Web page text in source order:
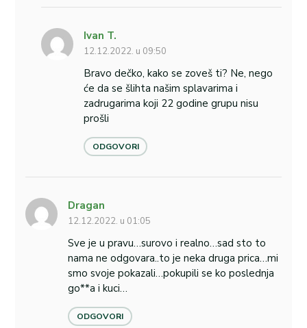
Ivan T.
12.12.2022. u 09:50
Bravo dečko, kako se zoveš ti? Ne, nego
će da se šlihta našim splavarima i
zadrugarima koji 22 godine grupu nisu
prošli
ODGOVORI
Dragan
12.12.2022. u 01:05
Sve je u pravu…surovo i realno…sad sto to
nama ne odgovara..to je neka druga prica…mi
smo svoje pokazali…pokupili se ko poslednja
go**a i kuci…
ODGOVORI